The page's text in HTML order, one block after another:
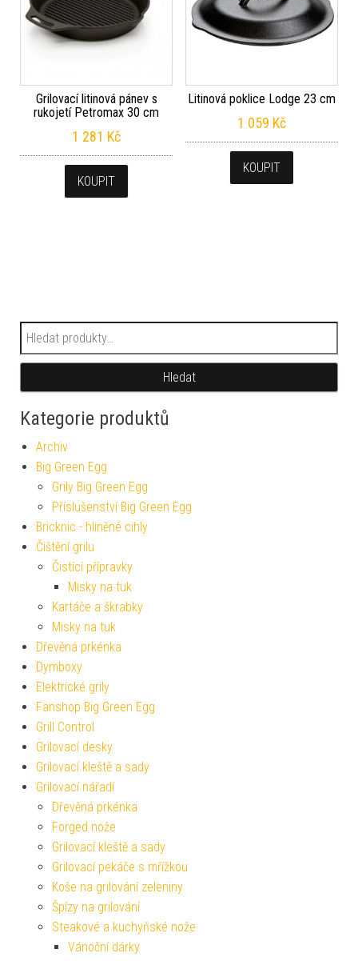
Grilovací litinová pánev s
rukojetí Petromax 30 cm
1 281 Kč
KOUPIT
Litinová poklice Lodge 23 cm
1 059 Kč
KOUPIT
Hledat:
Hledat
Kategorie produktů
Archiv
Big Green Egg
Grily Big Green Egg
Příslušenství Big Green Egg
Bricknic - hliněné cihly
Čištění grilu
Čistící přípravky
Misky na tuk
Kartáče a škrabky
Misky na tuk
Dřevěná prkénka
Dymboxy
Elektrické grily
Fanshop Big Green Egg
Grill Control
Grilovací desky
Grilovací kleště a sady
Grilovací nářadí
Dřevěná prkénka
Forged nože
Grilovací kleště a sady
Grilovací pekáče s mřížkou
Koše na grilování zeleniny
Špízy na grilování
Steakové a kuchyňské nože
Vánoční dárky